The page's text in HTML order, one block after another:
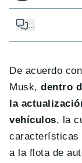
De acuerdo
Musk, dentro
la
vehículos, la
características
a la flota de